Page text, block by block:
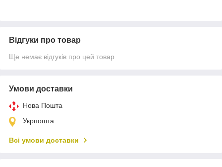
Відгуки про товар
Ще немає відгуків про цей товар
Умови доставки
Нова Пошта
Укрпошта
Всі умови доставки